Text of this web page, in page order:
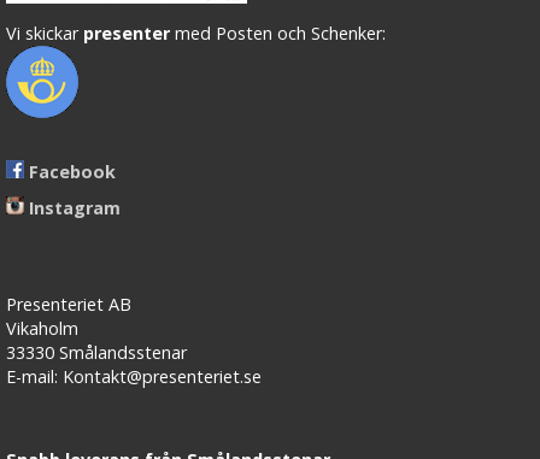
Vi skickar presenter med Posten och Schenker:
Facebook
Instagram
Presenteriet AB
Vikaholm
33330 Smålandsstenar
E-mail: Kontakt@presenteriet.se